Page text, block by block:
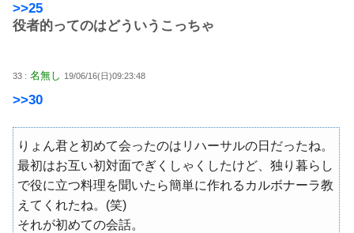
>>25
役者的ってのはどういうこっちゃ
33 : 名無し 19/06/16(日)09:23:48
>>30
りょん君と初めて会ったのはリハーサルの日だったね。
最初はお互い初対面でぎくしゃくしたけど、独り暮らし
で役に立つ料理を聞いたら簡単に作れるカルボナーラ教
えてくれたね。(笑)
それが初めての会話。